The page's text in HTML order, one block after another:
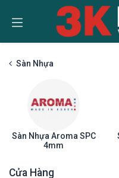
Bỏ qua để đến Nội dung
Sàn Nhựa
Sàn Nhựa Aroma SPC
4mm
Cửa Hàng